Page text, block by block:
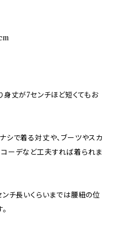
身丈が7センチほど短くてもお
シで着る対丈や、ブーツやスカ
ーデなど工夫すれば着られま
チ長いくらいまでは腰紐の位